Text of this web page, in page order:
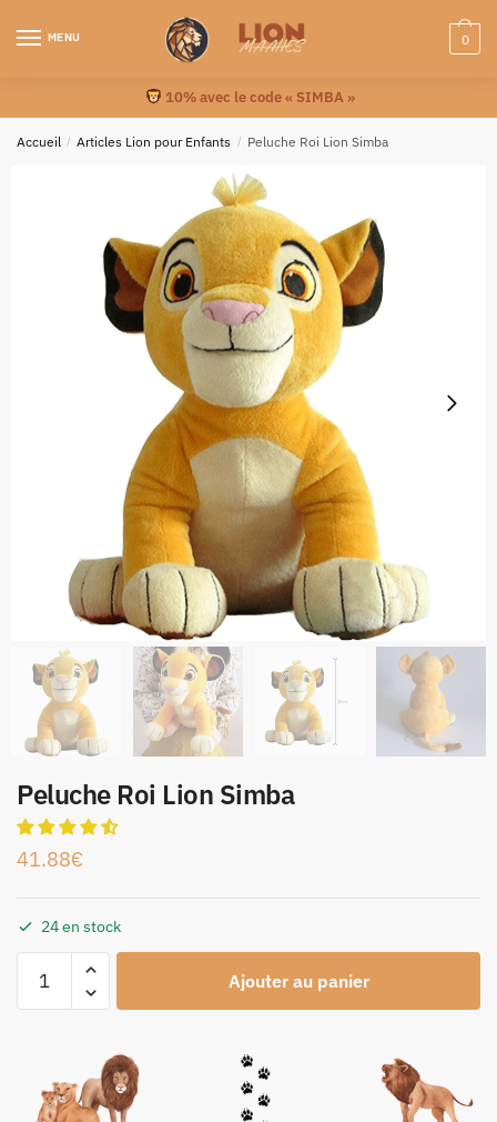
MENU 0
10% avec le code « SIMBA »
Accueil / Articles Lion pour Enfants / Peluche Roi Lion Simba
Peluche Roi Lion Simba
41.88€
24 en stock
Ajouter au panier